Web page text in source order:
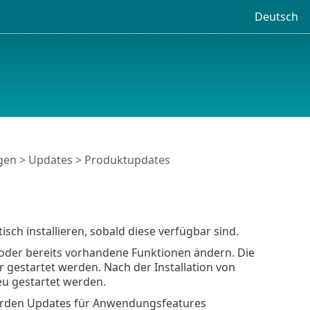
Deutsch
> Updates > Produktupdates
installieren, sobald diese verfügbar sind.
bereits vorhandene Funktionen ändern. Die
werden. Nach der Installation von
gestartet werden.
Updates für Anwendungsfeatures